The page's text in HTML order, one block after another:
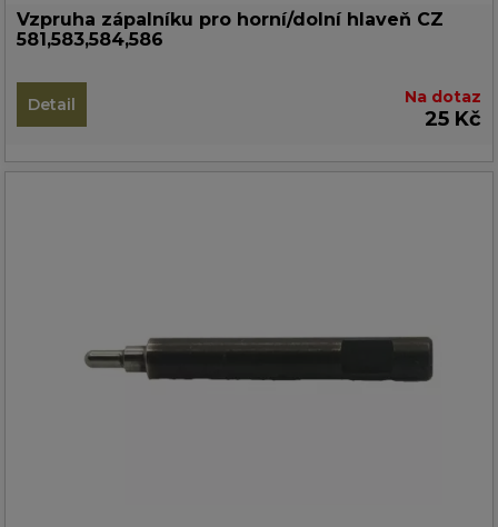
Vzpruha zápalníku pro horní/dolní hlaveň CZ
581,583,584,586
Detail Na dotaz
25 Kč